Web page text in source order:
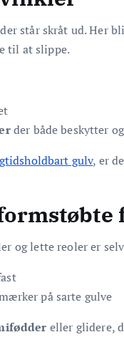
står skråt ud. Her
til at slippe.
der både beskytter
gulv, er
og lette reoler er
på sarte gulve
eller glidere,